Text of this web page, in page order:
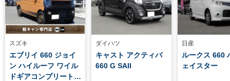
スズキ
エブリイ 660 ジョイ
ン ハイルーフ ワイル
ドギアコンプリート
ダイハツ
キャスト アクティバ
660 G SAII
日産
ルークス 660
ェイスター